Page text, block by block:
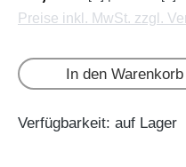
Preise inkl. MwSt. zzgl.
In den Warenkorb
Verfügbarkeit: auf Lager